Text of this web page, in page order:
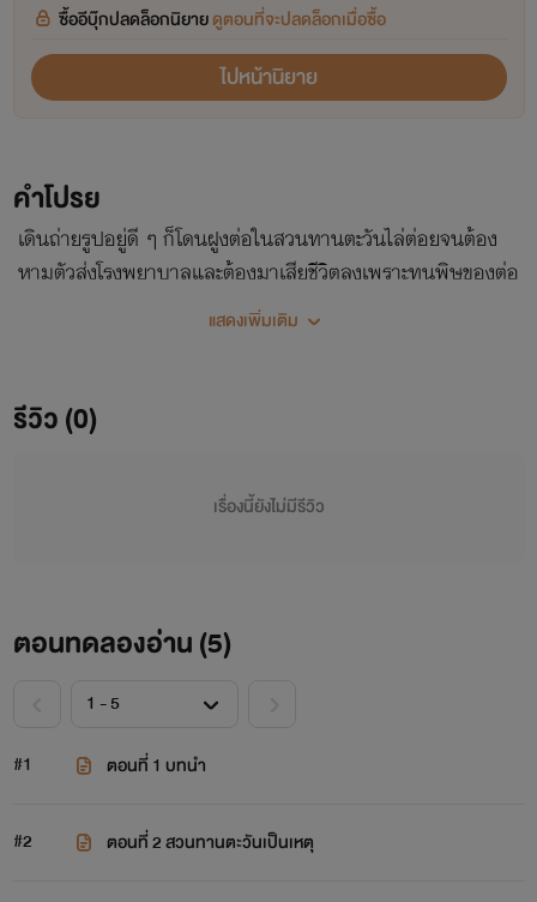
ซื้ออีบุ๊กปลดล็อกนิยายดูตอนที่จะปลดล็อกเมื่อซื้อ
ไปหน้านิยาย
คำโปรย
เดินถ่ายรูปอยู่ดี ๆ ก็โดนฝูงต่อในสวนทานตะวันไล่ต่อยจนต้อง
หามตัวส่งโรงพยาบาลและต้องมาเสียชีวิตลงเพราะทนพิษของต่อ
ที่ต่อยไม่ไหวจนได้เกิดใหม่มาเป็นลูกชายเจ้าของสวนแครอท
แสดงเพิ่มเติม
รีวิว (0)
เรื่องนี้ยังไม่มีรีวิว
ตอนทดลองอ่าน (5)
#1 ตอนที่ 1 บทนำ
#2 ตอนที่ 2 สวนทานตะวันเป็นเหตุ